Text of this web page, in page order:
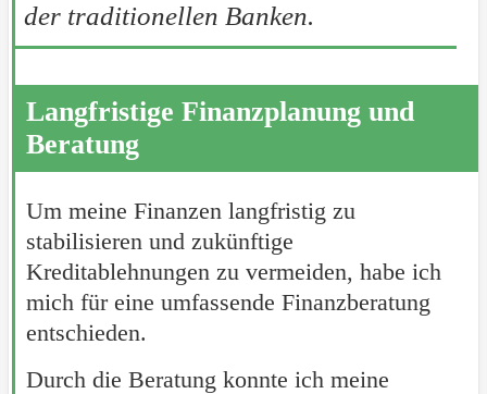
der traditionellen Banken.
Langfristige Finanzplanung und
Beratung
Um meine Finanzen langfristig zu
stabilisieren und zukünftige
Kreditablehnungen zu vermeiden, habe ich
mich für eine umfassende Finanzberatung
entschieden.
Durch die Beratung konnte ich meine